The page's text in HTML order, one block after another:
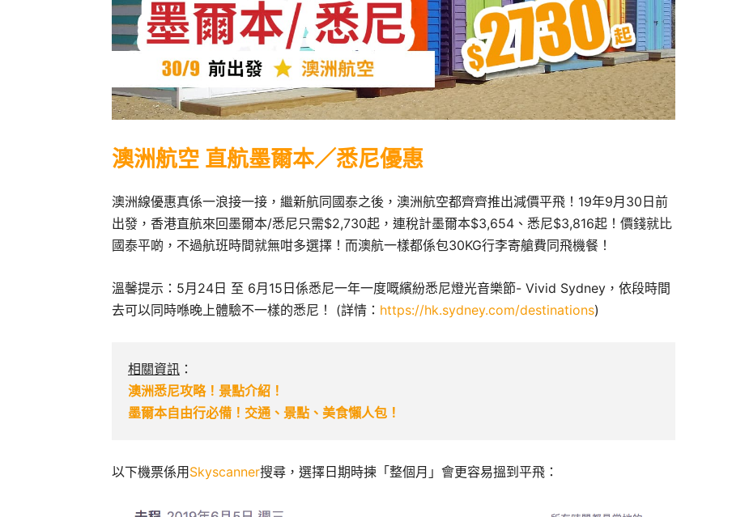
澳洲航空 直航墨爾本／悉尼優惠
澳洲線優惠真係一浪接一接，繼新航同國泰之後，澳洲航空都齊齊推出減價平飛！19年9月30日前
出發，香港直航來回墨爾本/悉尼只需$2,730起，連稅計墨爾本$3,654、悉尼$3,816起！價錢就比
國泰平啲，不過航班時間就無咁多選擇！而澳航一樣都係包30KG行李寄艙費同飛機餐！
溫馨提示：5月24日 至 6月15日係悉尼一年一度嘅繽紛悉尼燈光音樂節- Vivid Sydney，依段時間
去可以同時喺晚上體驗不一樣的悉尼！ (詳情： https://hk.sydney.com/destinations)
相關資訊 ：
澳洲悉尼攻略！景點介紹！
墨爾本自由行必備！交通、景點、美食懶人包！
以下機票係用Skyscanner搜尋，選擇日期時揀「整個月」會更容易搵到平飛：